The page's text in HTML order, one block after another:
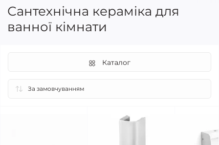
Сантехнічна кераміка для
ванної кімнати
Каталог